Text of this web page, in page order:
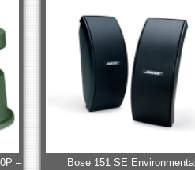
–
Bose 151 SE Environmental